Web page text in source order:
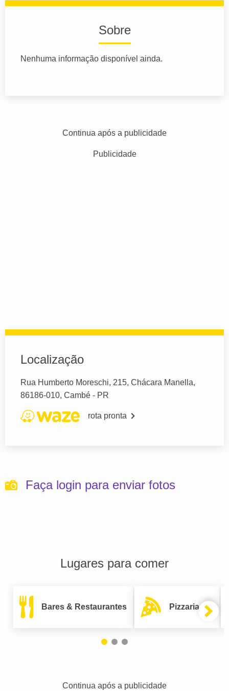
Sobre
Nenhuma informação disponível ainda.
Continua após a publicidade
Publicidade
Localização
Rua Humberto Moreschi, 215, Chácara Manella,
86186-010, Cambé - PR
rota pronta
Faça login para enviar fotos
Lugares para comer
Bares & Restaurantes Pizzarias
Continua após a publicidade